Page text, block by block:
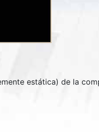
estática) de la